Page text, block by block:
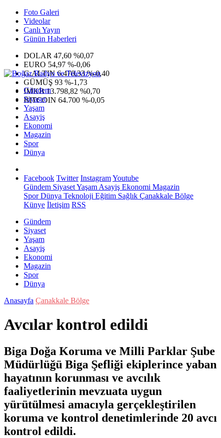
Foto Galeri
Videolar
Canlı Yayın
Günün Haberleri
DOLAR 47,60 %0,07
EURO 54,97 %-0,06
G.ALTIN6.470,33 %-0,40
GÜMÜŞ 93 %-1,73
IMKB13.798,82 %0,70
BITCOIN 64.700 %-0,05
Gündem
Siyaset
Yaşam
Asayiş
Ekonomi
Magazin
Spor
Dünya
Facebook Twitter InstagramYoutube
Gündem SiyasetYaşam Asayiş Ekonomi Magazin
SporDünya Teknoloji Eğitim Sağlık Çanakkale Bölge
Künye İletişim RSS
Gündem
Siyaset
Yaşam
Asayiş
Ekonomi
Magazin
Spor
Dünya
Anasayfa Çanakkale Bölge
Avcılar kontrol edildi
Biga Doğa Koruma ve Milli Parklar Şube
Müdürlüğü Biga Şefliği ekiplerince yaban
hayatının korunması ve avcılık
faaliyetlerinin mevzuata uygun
yürütülmesi amacıyla gerçekleştirilen
koruma ve kontrol denetimlerinde 20 avcı
kontrol edildi.